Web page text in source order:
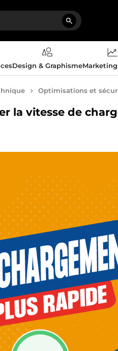
Design & Graphisme
Optimisations et
la vitesse de